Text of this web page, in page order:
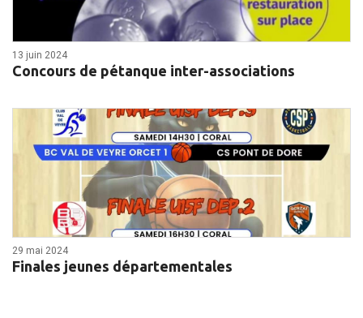
13 juin 2024
Concours de pétanque inter-associations
29 mai 2024
Finales jeunes départementales